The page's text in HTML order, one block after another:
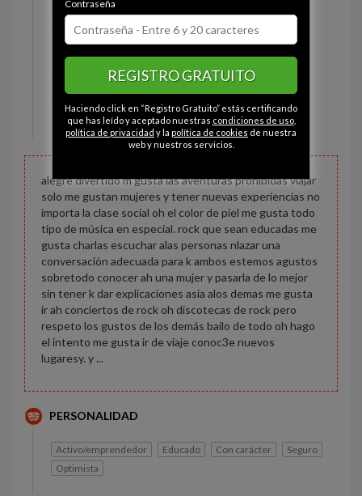
Estado civil:
Ojos: Gris
Constitución: Normal
Altura: 165 cm
Peso: 50 kg
alegre divertido m gusta las aventuras prohibidas viajar
solo me gustan mujeres y tener nuevas experiencias no
importa la clase social oh el color de piel me gusta todo
tipo de música en especial. rock que sean educadas me
gusta charlas escuchar alas personas nlazar una
conversación adecuada para k ambos estemos agustos
sobretodo conocer ah una mujer y pasarla de lo mejor
sin tener k dar explicaciones asia alos demas me gusta
ir ah conciertos de rock oh discotecas de rock pero
respeto los gustos de los demás bailo de todo oh hago
el intento me gusta ir de viaje conoc3e nuevos
lugaresy. y ...
PERSONALIDAD
Activo/emprendedor Educado Con carácter
Seguro
Optimista
Contraseña
REGISTRO GRATUITO
Haciendo click en “Registro Gratuito” estás certificando
que has leído y aceptado nuestras condiciones de uso,
política de privacidad y la política de cookies de nuestra
web y nuestros servicios.